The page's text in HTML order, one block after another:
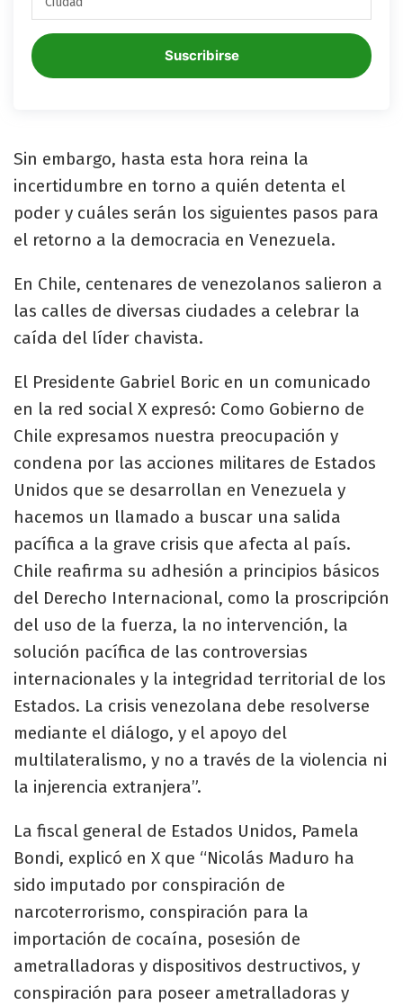
Suscribirse
Sin embargo, hasta esta hora reina la
incertidumbre en torno a quién detenta el
poder y cuáles serán los siguientes pasos para
el retorno a la democracia en Venezuela.
En Chile, centenares de venezolanos salieron a
las calles de diversas ciudades a celebrar la
caída del líder chavista.
El Presidente Gabriel Boric en un comunicado
en la red social X expresó: Como Gobierno de
Chile expresamos nuestra preocupación y
condena por las acciones militares de Estados
Unidos que se desarrollan en Venezuela y
hacemos un llamado a buscar una salida
pacífica a la grave crisis que afecta al país.
Chile reafirma su adhesión a principios básicos
del Derecho Internacional, como la proscripción
del uso de la fuerza, la no intervención, la
solución pacífica de las controversias
internacionales y la integridad territorial de los
Estados. La crisis venezolana debe resolverse
mediante el diálogo, y el apoyo del
multilateralismo, y no a través de la violencia ni
la injerencia extranjera”.
La fiscal general de Estados Unidos, Pamela
Bondi, explicó en X que “Nicolás Maduro ha
sido imputado por conspiración de
narcoterrorismo, conspiración para la
importación de cocaína, posesión de
ametralladoras y dispositivos destructivos, y
conspiración para poseer ametralladoras y